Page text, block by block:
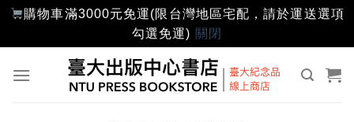
購物車滿3000元免運(限台灣地區宅配，請於運送選項
勾選免運) 關閉